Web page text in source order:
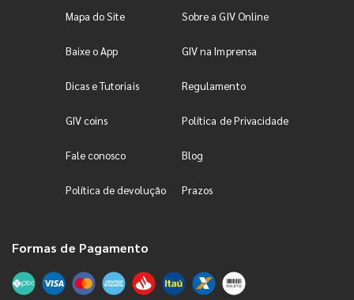
Mapa do Site Sobre a GIV Online
Baixe o App GIV na Imprensa
Dicas e Tutoriais Regulamento
GIV coins Política de Privacidade
Fale conosco Blog
Política de devolução Prazos
Formas de Pagamento